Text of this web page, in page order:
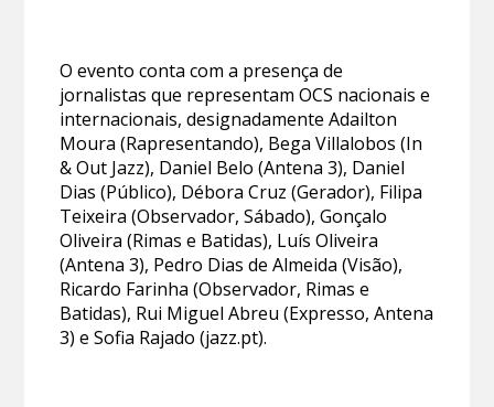
O evento conta com a presença de
jornalistas que representam OCS nacionais e
internacionais, designadamente Adailton
Moura (Rapresentando), Bega Villalobos (In
& Out Jazz), Daniel Belo (Antena 3), Daniel
Dias (Público), Débora Cruz (Gerador), Filipa
Teixeira (Observador, Sábado), Gonçalo
Oliveira (Rimas e Batidas), Luís Oliveira
(Antena 3), Pedro Dias de Almeida (Visão),
Ricardo Farinha (Observador, Rimas e
Batidas), Rui Miguel Abreu (Expresso, Antena
3) e Sofia Rajado (jazz.pt).